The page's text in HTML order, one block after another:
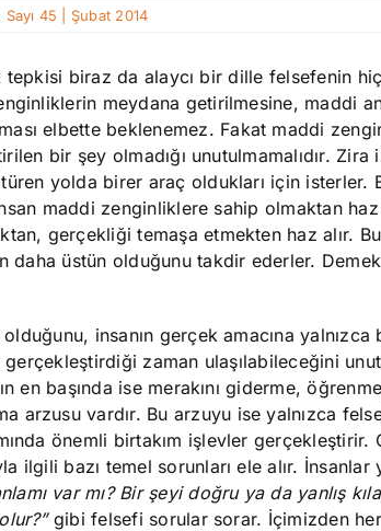
Sayı 45 | Şubat 2014
biraz da alaycı bir dille felsefenin
meydana getirilmesine, maddi
elbette beklenemez. Fakat maddi
bir şey olmadığı unutulmamalıdır. Zira
yolda birer araç oldukları için isterler.
maddi zenginliklere sahip olmaktan haz
gerçekliği temaşa etmekten haz alır.
üstün olduğunu takdir ederler.
insanın gerçek amacına yalnızca
zaman ulaşılabileceğini
en başında ise merakını giderme,
arzusu vardır. Bu arzuyu ise yalnızca
önemli birtakım işlevler gerçekleştirir.
ilgili bazı temel sorunları ele alır. İnsanlar
var mı? Bir şeyi doğru ya da yanlış
gibi felsefi sorular sorar. İçimizden